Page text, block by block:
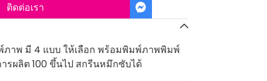
ติดต่อเรา
ภาพ มี 4 แบบ ให้เลือก พร้อมพิมพ์ภาพพิมพ์
รผลิต 100 ขึ้นไป สกรีนหมึกซับได้